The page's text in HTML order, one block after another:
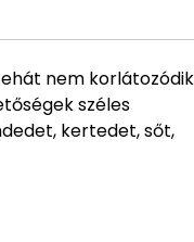
nem korlátozódik
széles
kertedet, sőt,